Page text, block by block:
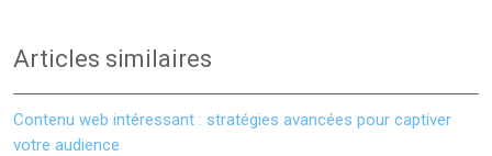
Articles similaires
Contenu web intéressant : stratégies avancées pour captiver
votre audience